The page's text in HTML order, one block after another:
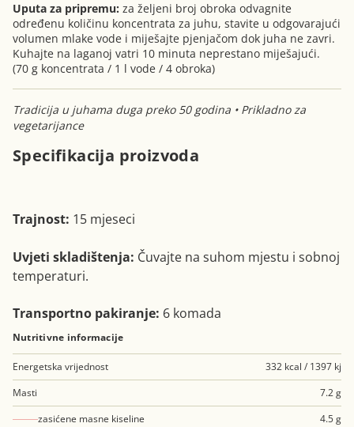
Uputa za pripremu: za željeni broj obroka odvagnite
određenu količinu koncentrata za juhu, stavite u odgovarajući
volumen mlake vode i miješajte pjenjačom dok juha ne zavri.
Kuhajte na laganoj vatri 10 minuta neprestano miješajući.
(70 g koncentrata / 1 l vode / 4 obroka)
Tradicija u juhama duga preko 50 godina • Prikladno za
vegetarijance
Specifikacija proizvoda
Trajnost: 15 mjeseci
Uvjeti skladištenja: Čuvajte na suhom mjestu i sobnoj
temperaturi.
Transportno pakiranje: 6 komada
Nutritivne informacije
Energetska vrijednost
332 kcal / 1397 kj
Masti
7.2 g
zasićene masne kiseline
4.5 g